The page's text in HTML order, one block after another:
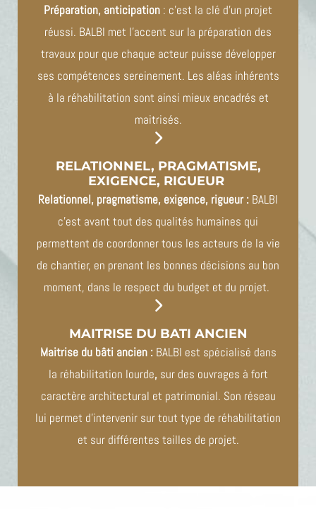
Préparation, anticipation : c’est la clé d’un projet
réussi. BALBI met l’accent sur la préparation des
travaux pour que chaque acteur puisse développer
ses compétences sereinement. Les aléas inhérents
à la réhabilitation sont ainsi mieux encadrés et
maitrisés.
RELATIONNEL, PRAGMATISME,
EXIGENCE, RIGUEUR
Relationnel, pragmatisme, exigence, rigueur : BALBI
c’est avant tout des qualités humaines qui
permettent de coordonner tous les acteurs de la vie
de chantier, en prenant les bonnes décisions au bon
moment, dans le respect du budget et du projet.
MAITRISE DU BATI ANCIEN
Maitrise du bâti ancien : BALBI est spécialisé dans
la réhabilitation lourde, sur des ouvrages à fort
caractère architectural et patrimonial. Son réseau
lui permet d’intervenir sur tout type de réhabilitation
et sur différentes tailles de projet.